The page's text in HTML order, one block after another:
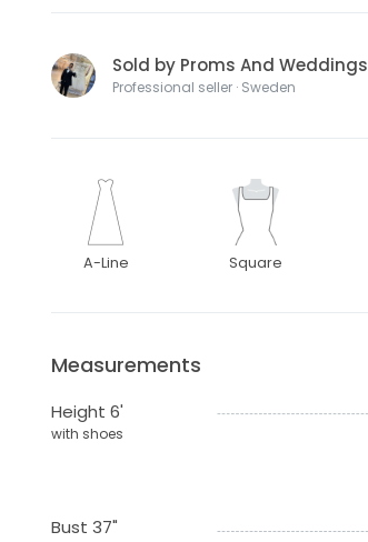
Sold by Proms And Weddings
Professional seller · Sweden
A-Line Square
Measurements
Height 6'
with shoes
Bust 37"